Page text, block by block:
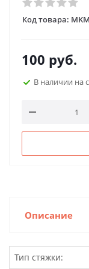
Код товара:
100 руб.
В наличии на
Описание
Тип стяжки: